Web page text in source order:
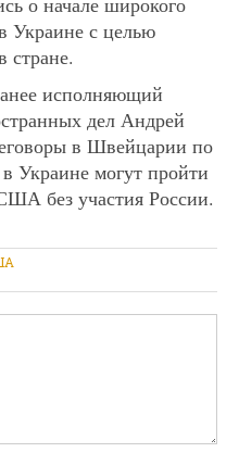
Украине с целью
стране.
исполняющий
дел Андрей
в Швейцарии по
Украине могут пройти
без участия России.